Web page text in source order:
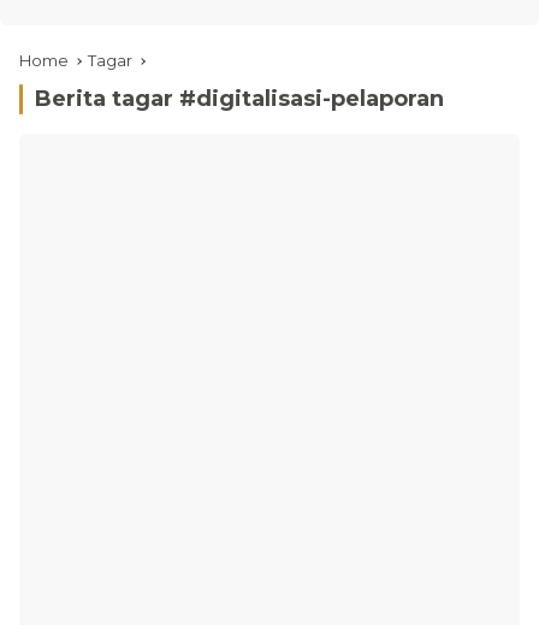
Home Tagar
Berita tagar #digitalisasi-pelaporan